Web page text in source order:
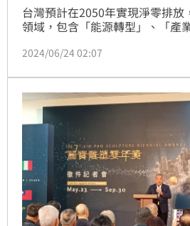
台灣預計在2050年實現淨零排放
領域，包含「能源轉型」、「產
最大，遊客最多的綜合娛樂園區
些轉型目標，渡假區針對能源資
重新定位、全民共創綠色生活等
的行動計劃以符合政策。
2024/06/24 02:07